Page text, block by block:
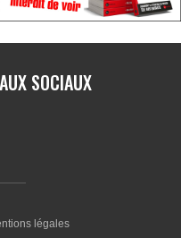
SOCIAUX
légales